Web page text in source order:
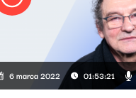
6 marca 2022 01:53:21